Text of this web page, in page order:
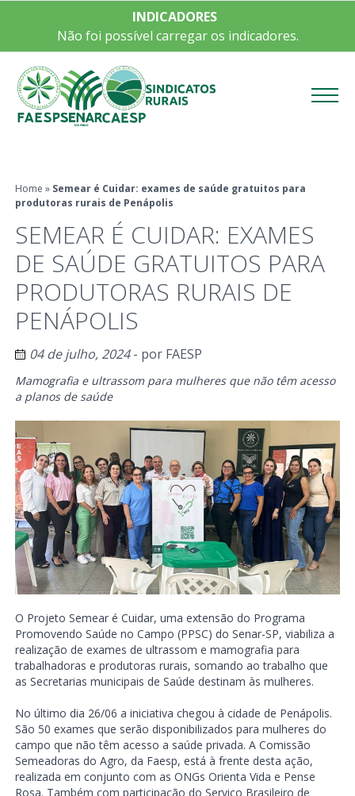
INDICADORES
Não foi possível carregar os indicadores.
Home » Semear é Cuidar: exames de saúde gratuitos para
produtoras rurais de Penápolis
SEMEAR É CUIDAR: EXAMES
DE SAÚDE GRATUITOS PARA
PRODUTORAS RURAIS DE
PENÁPOLIS
04 de julho, 2024- por FAESP
Mamografia e ultrassom para mulheres que não têm acesso
a planos de saúde
O Projeto Semear é Cuidar, uma extensão do Programa
Promovendo Saúde no Campo (PPSC) do Senar-SP, viabiliza a
realização de exames de ultrassom e mamografia para
trabalhadoras e produtoras rurais, somando ao trabalho que
as Secretarias municipais de Saúde destinam às mulheres.
No último dia 26/06 a iniciativa chegou à cidade de Penápolis.
São 50 exames que serão disponibilizados para mulheres do
campo que não têm acesso a saúde privada. A Comissão
Semeadoras do Agro, da Faesp, está à frente desta ação,
realizada em conjunto com as ONGs Orienta Vida e Pense
Rosa. Também com participação do Serviço Brasileiro de